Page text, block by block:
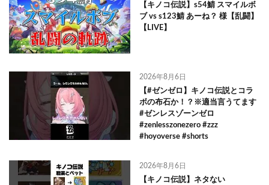
【キノコ伝説】s54鯖 スマイルボ
ブ vs s123鯖 あーね？ 様【乱闘】
【LIVE】
2026年8月6日
【#ゼンゼロ】キノコ伝説とコラ
ボの布石か！？※適当言うてます
#ゼンレスゾーンゼロ
#zenlesszonezero #zzz
#hoyoverse #shorts
2026年8月6日
【キノコ伝説】ネタない